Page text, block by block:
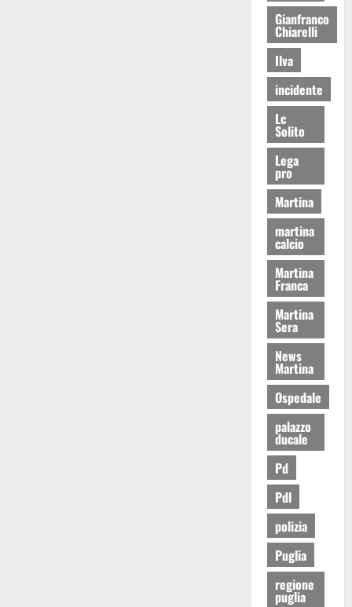
Gianfranco
Chiarelli
Ilva
incidente
Lc
Solito
Lega
pro
Martina
martina
calcio
Martina
Franca
Martina
Sera
News
Martina
Ospedale
palazzo
ducale
Pd
Pdl
polizia
Puglia
regione
puglia